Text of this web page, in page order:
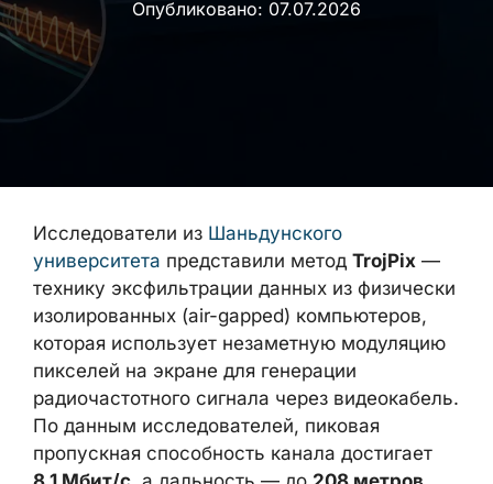
Опубликовано:07.07.2026
Исследователи из Шаньдунского
университета представили метод TrojPix —
технику эксфильтрации данных из
физически изолированных (air-gapped)
компьютеров, которая использует
незаметную модуляцию пикселей на
экране для генерации радиочастотного
сигнала через видеокабель. По данным
исследователей, пиковая пропускная